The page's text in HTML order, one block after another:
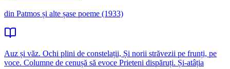
din Patmos și alte șase poeme (1933)
Auz și văz. Ochi plini de constelații, Și norii străvezii pe frunți, pe
voce. Columne de cenușă să evoce Prieteni dispăruți. Și-atâția